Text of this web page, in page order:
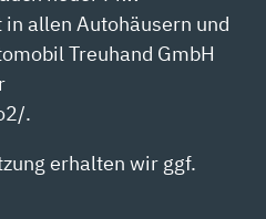
allen Autohäusern und
Treuhand GmbH
.
erhalten wir ggf.